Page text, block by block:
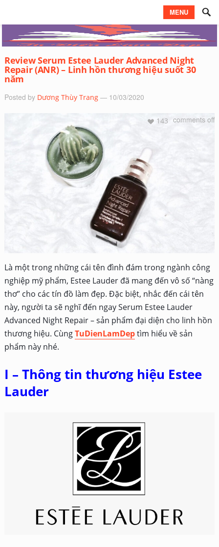
MENU
Review Serum Estee Lauder Advanced Night
Repair (ANR) – Linh hồn thương hiệu suốt 30
năm
Posted by Dương Thùy Trang — 10/03/2020
comments off
143
Là một trong những cái tên đình đám trong ngành công
nghiệp mỹ phẩm, Estee Lauder đã mang đến vô số “nàng
thơ” cho các tín đồ làm đẹp. Đặc biệt, nhắc đến cái tên
này, người ta sẽ nghĩ đến ngay Serum Estee Lauder
Advanced Night Repair – sản phẩm đại diện cho linh hồn
thương hiệu. CùngTuDienLamDeptìm hiểu về sản
phẩm này nhé.
I – Thông tin thương hiệu Estee
Lauder